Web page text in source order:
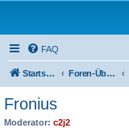
FAQ
Startseite Foren-Übersicht
Fronius
Moderator: c2j2